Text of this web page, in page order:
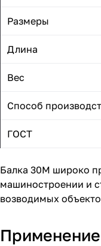
Размеры
Длина
Вес
Способ
ГОСТ
Балка 30М широко
машиностроении и
возводимых
Применение